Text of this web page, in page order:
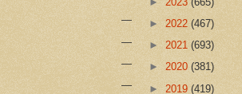
► 2022 (467)
► 2021 (693)
► 2020 (381)
► 2019 (419)